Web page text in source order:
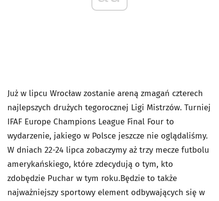
Już w lipcu Wrocław zostanie areną zmagań czterech
najlepszych drużych tegorocznej Ligi Mistrzów. Turniej
IFAF Europe Champions League Final Four to
wydarzenie, jakiego w Polsce jeszcze nie oglądaliśmy.
W dniach 22-24 lipca zobaczymy aż trzy mecze futbolu
amerykańskiego, które zdecydują o tym, kto
zdobędzie Puchar w tym roku.Będzie to także
najważniejszy sportowy element odbywających się w